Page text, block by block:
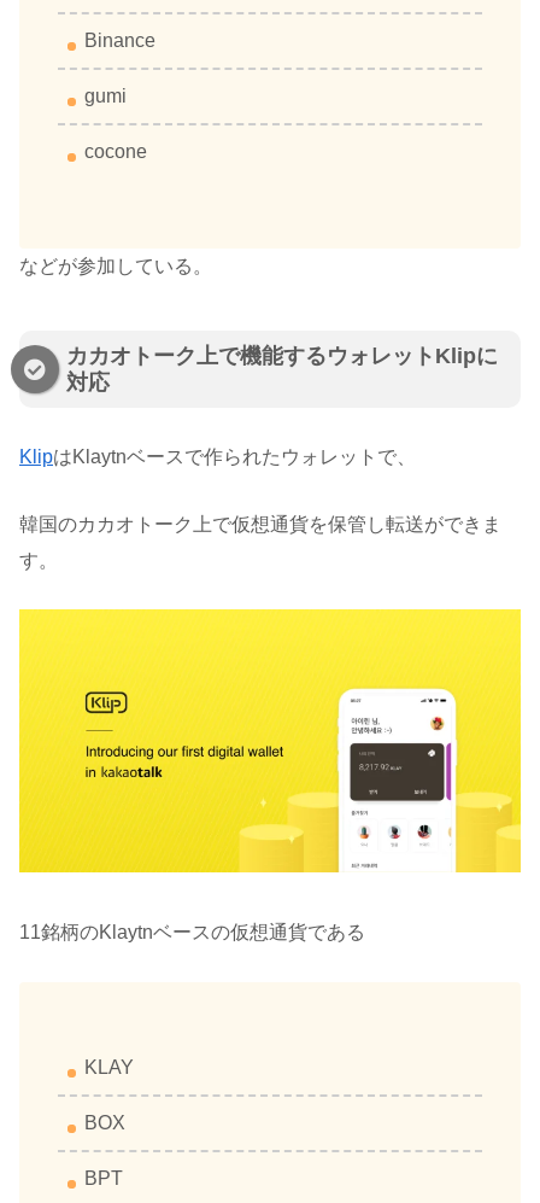
Binance
gumi
cocone
などが参加している。
カカオトーク上で機能するウォレットKlipに
対応
KlipはKlaytnベースで作られたウォレットで、
韓国のカカオトーク上で仮想通貨を保管し転送ができま
す。
11銘柄のKlaytnベースの仮想通貨である
KLAY
BOX
BPT